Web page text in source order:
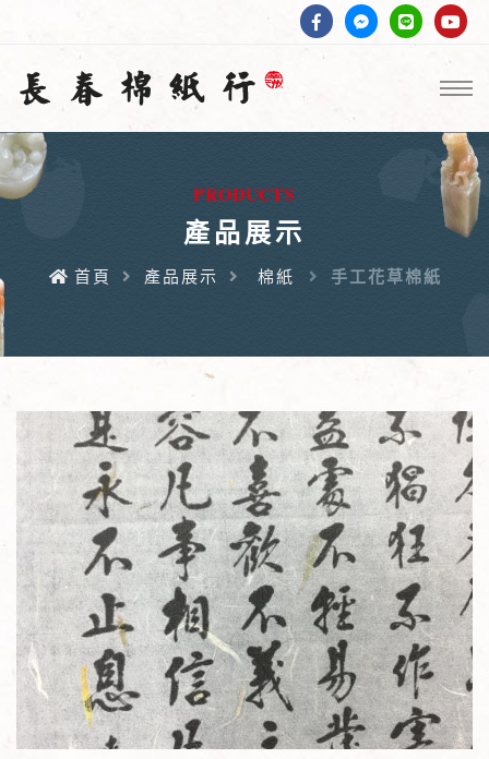
PRODUCTS
產品展示
首頁 產品展示 棉紙 手工花草棉紙